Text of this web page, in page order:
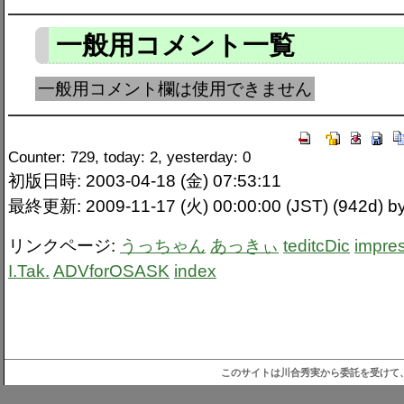
一般用コメント一覧
一般用コメント欄は使用できません
Counter: 729, today: 2, yesterday: 0
初版日時: 2003-04-18 (金) 07:53:11
最終更新: 2009-11-17 (火) 00:00:00 (JST) (942d)
リンクページ: うっちゃん あっきぃ teditcDic
I.Tak. ADVforOSASK index
このサイトは川合秀実から委託を受け